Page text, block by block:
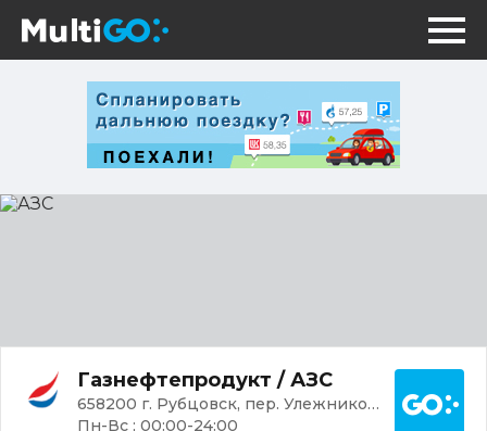
АЗС
Газнефтепродукт / АЗС
658200 г. Рубцовск, пер. Улежникова, 16
Пн-Вс ; 00:00-24:00